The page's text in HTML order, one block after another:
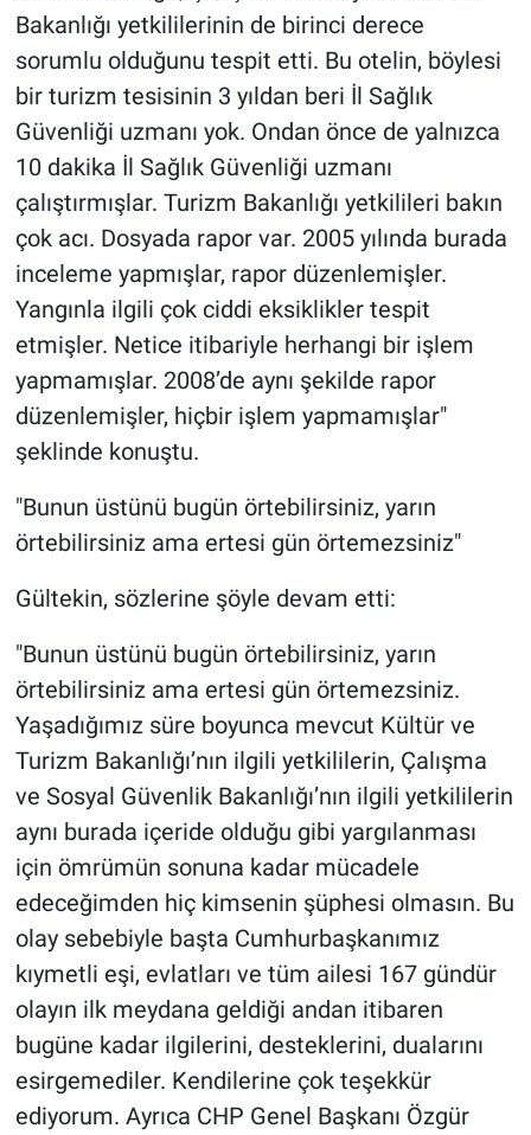
Bakanlığı yetkililerinin de birinci derece
sorumlu olduğunu tespit etti. Bu otelin, böylesi
bir turizm tesisinin 3 yıldan beri İl Sağlık
Güvenliği uzmanı yok. Ondan önce de yalnızca
10 dakika İl Sağlık Güvenliği uzmanı
çalıştırmışlar. Turizm Bakanlığı yetkilileri bakın
çok acı. Dosyada rapor var. 2005 yılında burada
inceleme yapmışlar, rapor düzenlemişler.
Yangınla ilgili çok ciddi eksiklikler tespit
etmişler. Netice itibariyle herhangi bir işlem
yapmamışlar. 2008’de aynı şekilde rapor
düzenlemişler, hiçbir işlem yapmamışlar"
şeklinde konuştu.
"Bunun üstünü bugün örtebilirsiniz, yarın
örtebilirsiniz ama ertesi gün örtemezsiniz"
Gültekin, sözlerine şöyle devam etti:
"Bunun üstünü bugün örtebilirsiniz, yarın
örtebilirsiniz ama ertesi gün örtemezsiniz.
Yaşadığımız süre boyunca mevcut Kültür ve
Turizm Bakanlığı’nın ilgili yetkililerin, Çalışma
ve Sosyal Güvenlik Bakanlığı’nın ilgili yetkililerin
aynı burada içeride olduğu gibi yargılanması
için ömrümün sonuna kadar mücadele
edeceğimden hiç kimsenin şüphesi olmasın. Bu
olay sebebiyle başta Cumhurbaşkanımız
kıymetli eşi, evlatları ve tüm ailesi 167 gündür
olayın ilk meydana geldiği andan itibaren
bugüne kadar ilgilerini, desteklerini, dualarını
esirgemediler. Kendilerine çok teşekkür
ediyorum. Ayrıca CHP Genel Başkanı Özgür